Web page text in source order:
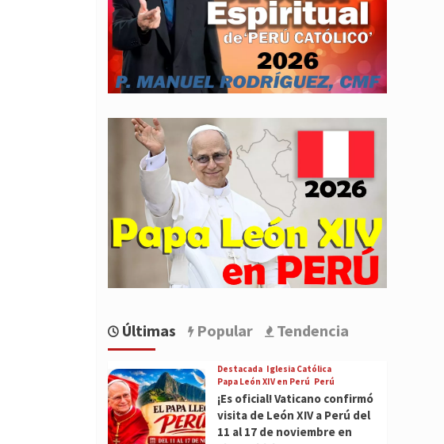
Últimas Popular Tendencia
Destacada Iglesia Católica
Papa León XIV en Perú Perú
¡Es oficial! Vaticano confirmó
visita de León XIV a Perú del
11 al 17 de noviembre en